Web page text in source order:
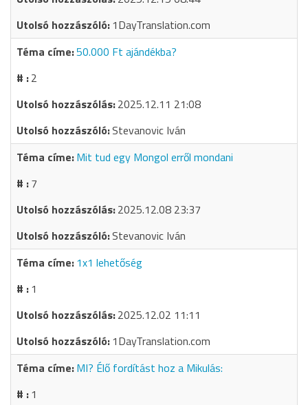
1DayTranslation.com
50.000 Ft ajándékba?
2
2025.12.11 21:08
Stevanovic Iván
Mit tud egy Mongol erről mondani
7
2025.12.08 23:37
Stevanovic Iván
1x1 lehetőség
1
2025.12.02 11:11
1DayTranslation.com
MI? Élő fordítást hoz a Mikulás:
1